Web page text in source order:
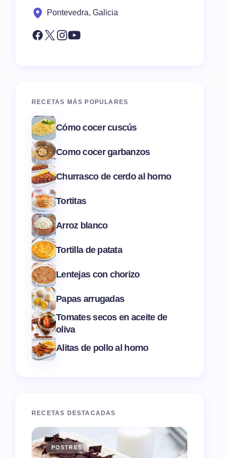
Pontevedra, Galicia
RECETAS MÁS POPULARES
Cómo cocer cuscús
Como cocer garbanzos
Churrasco de cerdo al horno
Tortitas
Arroz blanco
Tortilla de patata
Lentejas con chorizo
Papas arrugadas
Tomates secos en aceite de
oliva
Alitas de pollo al horno
RECETAS DESTACADAS
POSTRES